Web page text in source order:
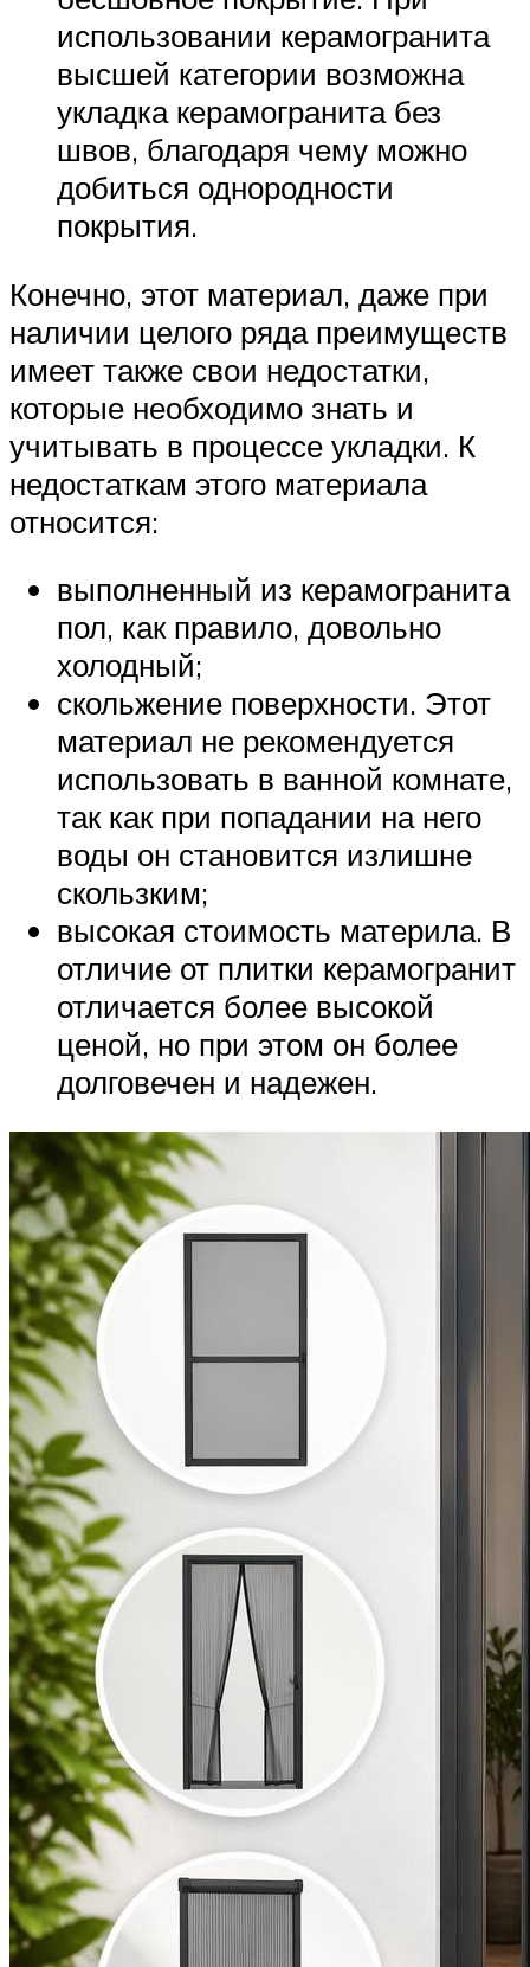
использовании керамогранита
высшей категории возможна
укладка керамогранита без
швов, благодаря чему можно
добиться однородности
покрытия.
Конечно, этот материал, даже при
наличии целого ряда преимуществ
имеет также свои недостатки,
которые необходимо знать и
учитывать в процессе укладки. К
недостаткам этого материала
относится:
выполненный из керамогранита
пол, как правило, довольно
холодный;
скольжение поверхности. Этот
материал не рекомендуется
использовать в ванной комнате,
так как при попадании на него
воды он становится излишне
скользким;
высокая стоимость материла. В
отличие от плитки керамогранит
отличается более высокой
ценой, но при этом он более
долговечен и надежен.